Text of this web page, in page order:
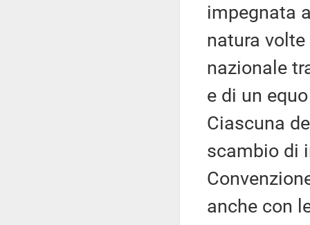
impegnata
natura
nazionale
e di un
Ciascuna
scambio di
anche con